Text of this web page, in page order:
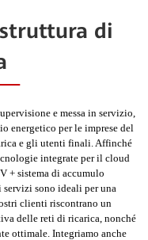
di
e messa in servizio,
energetico per le imprese del
e gli utenti finali. Affinché
integrate per il cloud
+ sistema di accumulo
sono ideali per una
clienti riscontrano un
delle reti di ricarica, nonché
ottimale. Integriamo anche